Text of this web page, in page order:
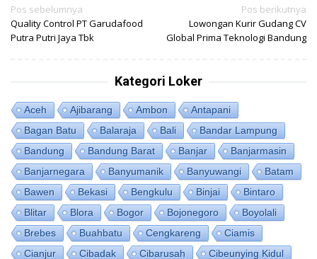
Navigasi
pos
Pos sebelumnya
Quality Control PT Garudafood
Putra Putri Jaya Tbk
Pos berikutnya
Lowongan Kurir Gudang CV
Global Prima Teknologi Bandung
Kategori Loker
Aceh Ajibarang Ambon
Antapani
Bagan Batu
Balaraja Bali
Bandar Lampung
Bandung
Bandung Barat Banjar
Banjarmasin
Banjarnegara
Banyumanik Banyuwangi
Batam
Bawen
Bekasi Bengkulu Binjai
Bintaro
Blitar
Blora Bogor Bojonegoro
Boyolali
Brebes
Buahbatu Cengkareng
Ciamis
Cianjur
Cibadak Cibarusah
Cibeunying Kidul